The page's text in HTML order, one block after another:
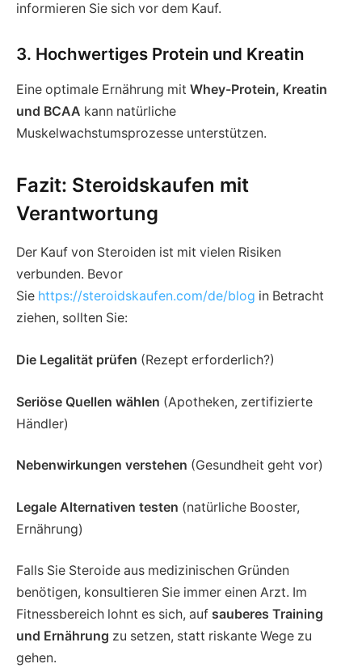
informieren Sie sich vor dem Kauf.
3. Hochwertiges Protein und Kreatin
Eine optimale Ernährung mit Whey-Protein, Kreatin
und BCAA kann natürliche
Muskelwachstumsprozesse unterstützen.
Fazit: Steroidskaufen mit
Verantwortung
Der Kauf von Steroiden ist mit vielen Risiken
verbunden. Bevor
Sie https://steroidskaufen.com/de/blog in Betracht
ziehen, sollten Sie:
Die Legalität prüfen (Rezept erforderlich?)
Seriöse Quellen wählen (Apotheken, zertifizierte
Händler)
Nebenwirkungen verstehen (Gesundheit geht vor)
Legale Alternativen testen (natürliche Booster,
Ernährung)
Falls Sie Steroide aus medizinischen Gründen
benötigen, konsultieren Sie immer einen Arzt. Im
Fitnessbereich lohnt es sich, auf sauberes Training
und Ernährung zu setzen, statt riskante Wege zu
gehen.